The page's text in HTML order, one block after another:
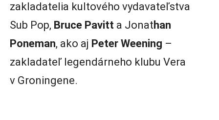
zakladatelia kultového vydavateľstva
Sub Pop, Bruce Pavitt a Jonat han
Poneman, ako aj Peter Weening –
zakladateľ legendárneho klubu Vera
v Groningene.